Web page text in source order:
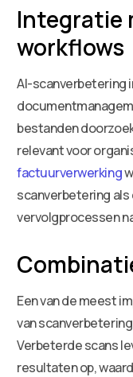
Integratie
workflows
AI-scanverbetering
bestanden
relevant voor
factuurverwerking
scanverbetering
vervolgprocessen
Een van de meest
van
Verbeterde scans
resultaten op,